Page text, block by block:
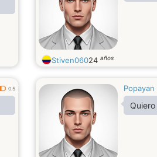
Stiven06024 años
0.5 Popayan